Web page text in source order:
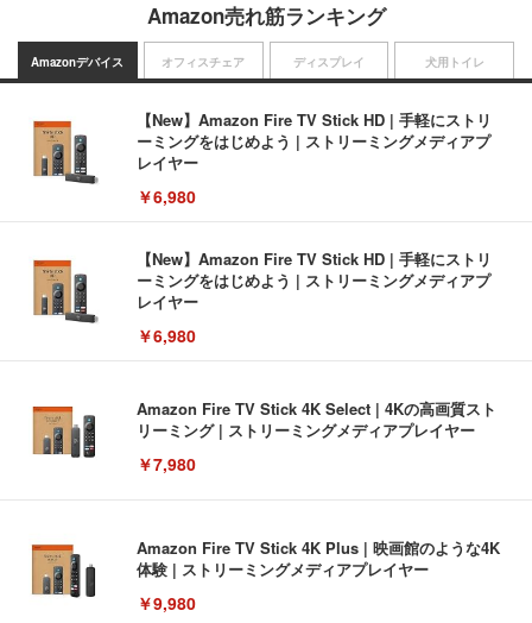
Amazon売れ筋ランキング
Amazonデバイス
【New】Amazon Fire TV Stick HD | 手軽にストリ
ーミングをはじめよう | ストリーミングメディアプ
レイヤー
￥6,980
【New】Amazon Fire TV Stick HD | 手軽にストリ
ーミングをはじめよう | ストリーミングメディアプ
レイヤー
￥6,980
Amazon Fire TV Stick 4K Select | 4Kの高画質スト
リーミング | ストリーミングメディアプレイヤー
￥7,980
Amazon Fire TV Stick 4K Plus | 映画館のような4K
体験 | ストリーミングメディアプレイヤー
￥9,980
オフィスチェア ディスプレイ 犬用トイレ